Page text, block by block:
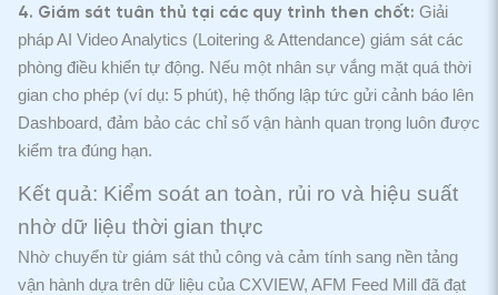
4. Giám sát tuân thủ tại các quy trình then chốt: Giải
pháp AI Video Analytics (Loitering & Attendance) giám sát các
phòng điều khiển tự động. Nếu một nhân sự vắng mặt quá thời
gian cho phép (ví dụ: 5 phút), hệ thống lập tức gửi cảnh báo lên
Dashboard, đảm bảo các chỉ số vận hành quan trọng luôn được
kiểm tra đúng hạn.
Kết quả: Kiểm soát an toàn, rủi ro và hiệu suất
nhờ dữ liệu thời gian thực
Nhờ chuyển từ giám sát thủ công và cảm tính sang nền tảng
vận hành dựa trên dữ liệu của CXVIEW, AFM Feed Mill đã đạt